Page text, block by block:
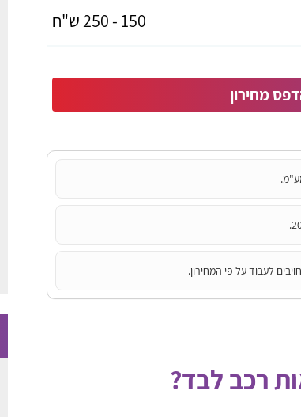
150 - 250 ש"ח
מחירון
לעבוד על פי המחירון.
רכב לבד?